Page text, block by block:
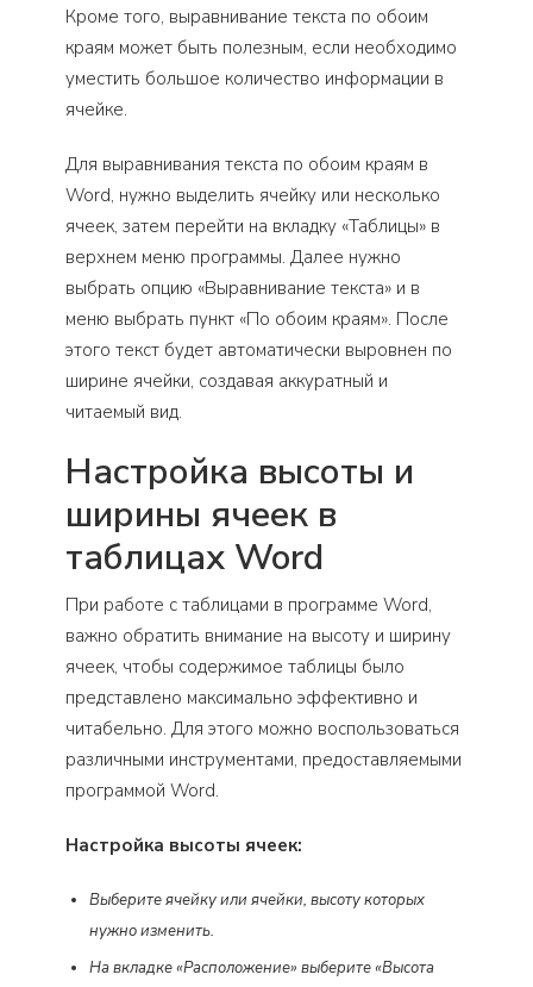
Кроме того, выравнивание текста по обоим
краям может быть полезным, если необходимо
уместить большое количество информации в
ячейке.
Для выравнивания текста по обоим краям в
Word, нужно выделить ячейку или несколько
ячеек, затем перейти на вкладку «Таблицы» в
верхнем меню программы. Далее нужно
выбрать опцию «Выравнивание текста» и в
меню выбрать пункт «По обоим краям». После
этого текст будет автоматически выровнен по
ширине ячейки, создавая аккуратный и
читаемый вид.
Настройка высоты и
ширины ячеек в
таблицах Word
При работе с таблицами в программе Word,
важно обратить внимание на высоту и ширину
ячеек, чтобы содержимое таблицы было
представлено максимально эффективно и
читабельно. Для этого можно воспользоваться
различными инструментами, предоставляемыми
программой Word.
Настройка высоты ячеек:
Выберите ячейку или ячейки, высоту которых
нужно изменить.
На вкладке «Расположение» выберите «Высота